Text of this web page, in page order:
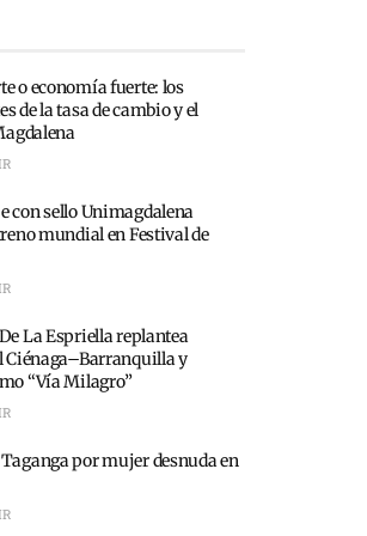
o economía fuerte: los
de la tasa de cambio y el
con sello Unimagdalena
mundial en Festival de
La Espriella replantea
Ciénaga–Barranquilla y
“Vía Milagro”
por mujer desnuda en